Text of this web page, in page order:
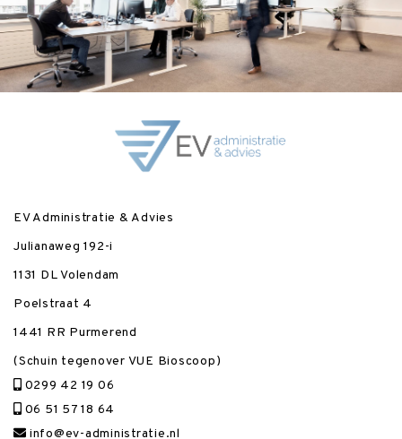
EV Administratie & Advies
Julianaweg 192-i
1131 DL Volendam
Poelstraat 4
1441 RR Purmerend
(Schuin tegenover VUE Bioscoop)
0299 42 19 06
06 51 57 18 64
info@ev-administratie.nl